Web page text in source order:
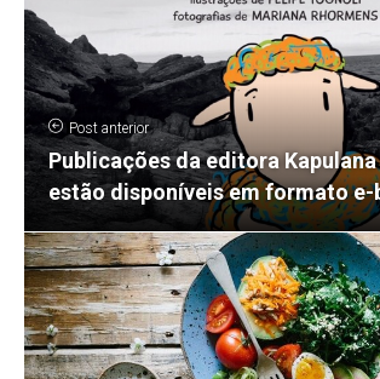
Post anterior
Publicações da editora
estão disponíveis em formato